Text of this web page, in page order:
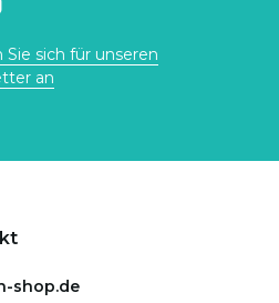
Sie sich für unseren
an
shop.de